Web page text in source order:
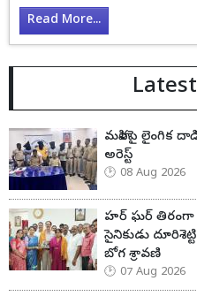
Read More...
మహిళపై లైంగిక
అరెస్ట్
08 Aug 2026
హర్ ఘర్
సైనికుడు
బోగ శ్రావణి
07 Aug 2026